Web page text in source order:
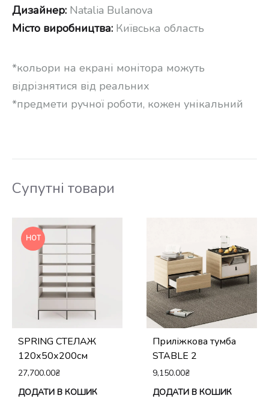
Дизайнер: Natalia Bulanova
Місто виробництва: Київська область
*кольори на екрані монітора можуть
відрізнятися від реальних
*предмети ручної роботи, кожен унікальний
Супутні товари
HOT
SPRING СТЕЛАЖ
120х50х200см
27,700.00₴
ДОДАТИ В КОШИК
Приліжкова тумба
STABLE 2
9,150.00₴
ДОДАТИ В КОШИК